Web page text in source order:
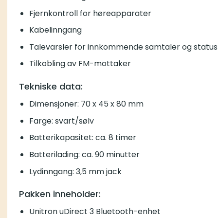
Fjernkontroll for høreapparater
Kabelinngang
Talevarsler for innkommende samtaler og
Tilkobling av FM-mottaker
Tekniske data:
Dimensjoner: 70 x 45 x 80 mm
Farge: svart/sølv
Batterikapasitet: ca. 8 timer
Batterilading: ca. 90 minutter
Lydinngang: 3,5 mm jack
Pakken inneholder:
Unitron uDirect 3 Bluetooth-enhet